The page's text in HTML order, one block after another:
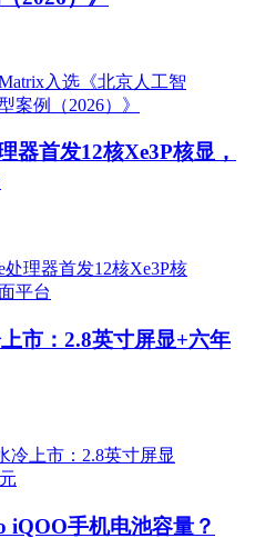
器首发12核Xe3P核显，
市：2.8英寸屏显+六年
iQOO手机电池容量？